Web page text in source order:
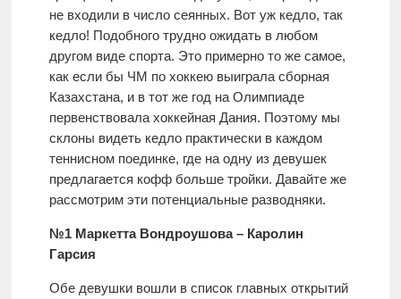
не входили в число сеянных. Вот уж кедло, так
кедло! Подобного трудно ожидать в любом
другом виде спорта. Это примерно то же самое,
как если бы ЧМ по хоккею выиграла сборная
Казахстана, и в тот же год на Олимпиаде
первенствовала хоккейная Дания. Поэтому мы
склоны видеть кедло практически в каждом
теннисном поединке, где на одну из девушек
предлагается кофф больше тройки. Давайте же
рассмотрим эти потенциальные разводняки.
№1 Маркетта Вондроушова – Каролин
Гарсия
Обе девушки вошли в список главных открытий